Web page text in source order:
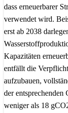
dass erneuerbarer
verwendet wird.
erst ab 2038
Kapazitäten
entfällt die
aufzubauen,
der entsprechenden
weniger als 18